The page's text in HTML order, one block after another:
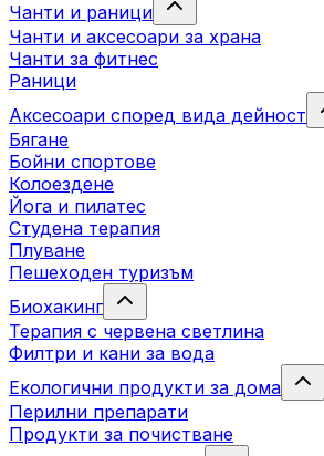
Чанти и раници
Чанти и аксесоари за храна
Чанти за фитнес
Раници
Аксесоари според вида дейност
Бягане
Бойни спортове
Колоездене
Йога и пилатес
Студена терапия
Плуване
Пешеходен туризъм
Биохакинг
Терапия с червена светлина
Филтри и кани за вода
Екологични продукти за дома
Перилни препарати
Продукти за почистване